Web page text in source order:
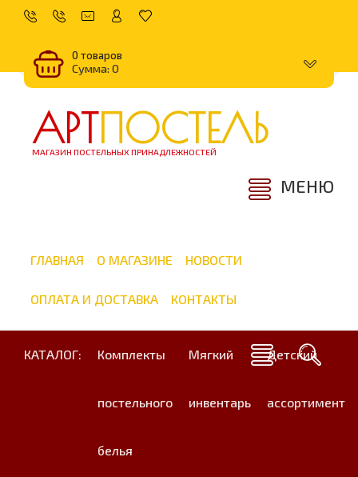
0 товаров
Сумма: 0
АРТПОСТЕЛЬ
МАГАЗИН ПОСТЕЛЬНЫХ ПРИНАДЛЕЖНОСТЕЙ
МЕНЮ
ГЛАВНАЯ О МАГАЗИНЕ НОВОСТИ
ОПЛАТА И ДОСТАВКА КОНТАКТЫ
КАТАЛОГ: Комплекты
постельного
белья
Мягкий
инвентарь
Детский
ассортимент